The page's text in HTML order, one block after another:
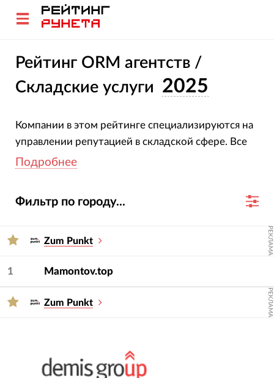
Рейтинг ORM агентств /
Складские услуги 2025
Компании в этом рейтинге специализируются на
управлении репутацией в складской сфере. Все
участники подтвердили свою специализацию и
экспертизы и достижений за 2023-2024 гг.
Для подбора подрядчика используйте фильтры
Подробнее
Фильтр по городу...
Zum Punkt РЕКЛАМА
1 Mamontov.top
Zum Punkt РЕКЛАМА